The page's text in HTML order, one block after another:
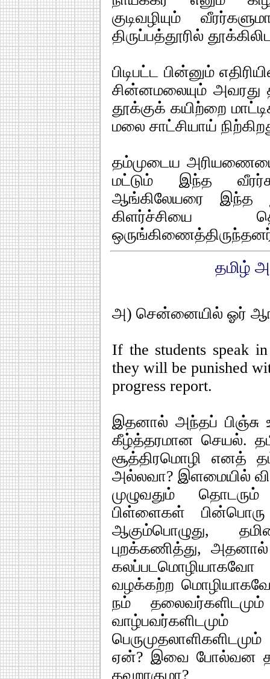
குடிவழியும்
திருப்பத்தூரில்
பிடிபட்ட பின்னும்
சின்னமலையும்
தூக்குக் கயிற்றை
மலை சாட்சியாய்
தம்முடைய
மட்டும் இந்த
ஆங்கிலேயரை இந்த
கிளர்ச்சியை
தமிழ்
அ) சென்னையில் ஓர்
If the students speak
they will be punished
progress report.
இதனால் அந்தப் பிஞ்சு
கீழ்த்தரமான செயல்.
சூத்திரமொழி எனத்
அல்லவா? இளமையில்
முழுவதும்
பிள்ளைகள்
ஆகும்பொழுது,
புறக்கணித்து,
வழக்கற்ற
நம்
ஏன்? இவை போல்வன
தவறாகுமா?